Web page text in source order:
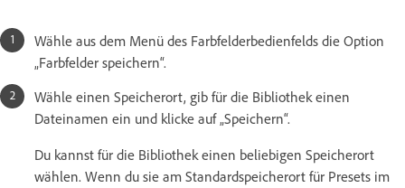
Wähle aus dem Menü des Farbfelderbedienfelds die Option
„Farbfelder speichern“.
Wähle einen Speicherort, gib für die Bibliothek einen
Dateinamen ein und klicke auf „Speichern“.
Du kannst für die Bibliothek einen beliebigen Speicherort
wählen. Wenn du sie am Standardspeicherort für Presets im